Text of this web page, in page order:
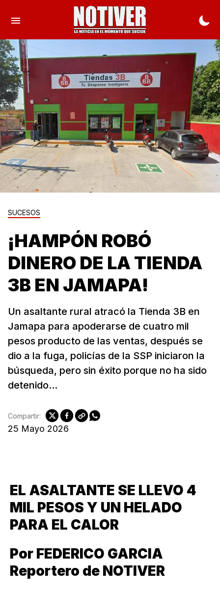
SUCESOS
¡HAMPÓN ROBÓ
DINERO DE LA TIENDA
3B EN JAMAPA!
Un asaltante rural atracó la Tienda 3B en
Jamapa para apoderarse de cuatro mil
pesos producto de las ventas, después se
dio a la fuga, policías de la SSP iniciaron la
búsqueda, pero sin éxito porque no ha sido
detenido...
25 Mayo 2026
Compartir:
EL ASALTANTE SE LLEVO 4
MIL PESOS Y UN HELADO
PARA EL CALOR
Por FEDERICO GARCIA
Reportero de NOTIVER